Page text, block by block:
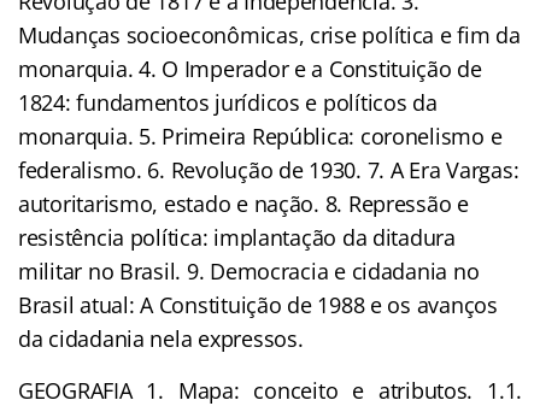
Mudanças socioeconômicas, crise política e fim da
monarquia. 4. O Imperador e a Constituição de
1824: fundamentos jurídicos e políticos da
monarquia. 5. Primeira República: coronelismo e
federalismo. 6. Revolução de 1930. 7. A Era Vargas:
autoritarismo, estado e nação. 8. Repressão e
resistência política: implantação da ditadura
militar no Brasil. 9. Democracia e cidadania no
Brasil atual: A Constituição de 1988 e os avanços
da cidadania nela expressos.
GEOGRAFIA 1. Mapa: conceito e atributos. 1.1.